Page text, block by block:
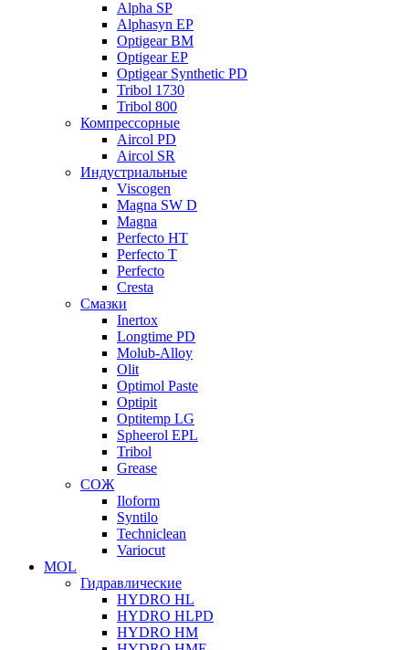
Alpha SP
Alphasyn EP
Optigear BM
Optigear EP
Optigear Synthetic PD
Tribol 1730
Tribol 800
Компрессорные
Aircol PD
Aircol SR
Индустриальные
Viscogen
Magna SW D
Magna
Perfecto HT
Perfecto T
Perfecto
Cresta
Смазки
Inertox
Longtime PD
Molub-Alloy
Olit
Optimol Paste
Optipit
Optitemp LG
Spheerol EPL
Tribol
Grease
СОЖ
Iloform
Syntilo
Techniclean
Variocut
MOL
Гидравлические
HYDRO HL
HYDRO HLPD
HYDRO HM